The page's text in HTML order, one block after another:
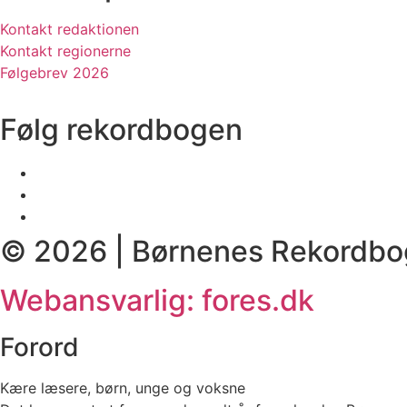
Kontakt redaktionen
Kontakt regionerne
Følgebrev 2026
Følg rekordbogen
© 2026 | Børnenes
Webansvarlig: fores.dk
Forord
Kære læsere, børn, unge og voksne